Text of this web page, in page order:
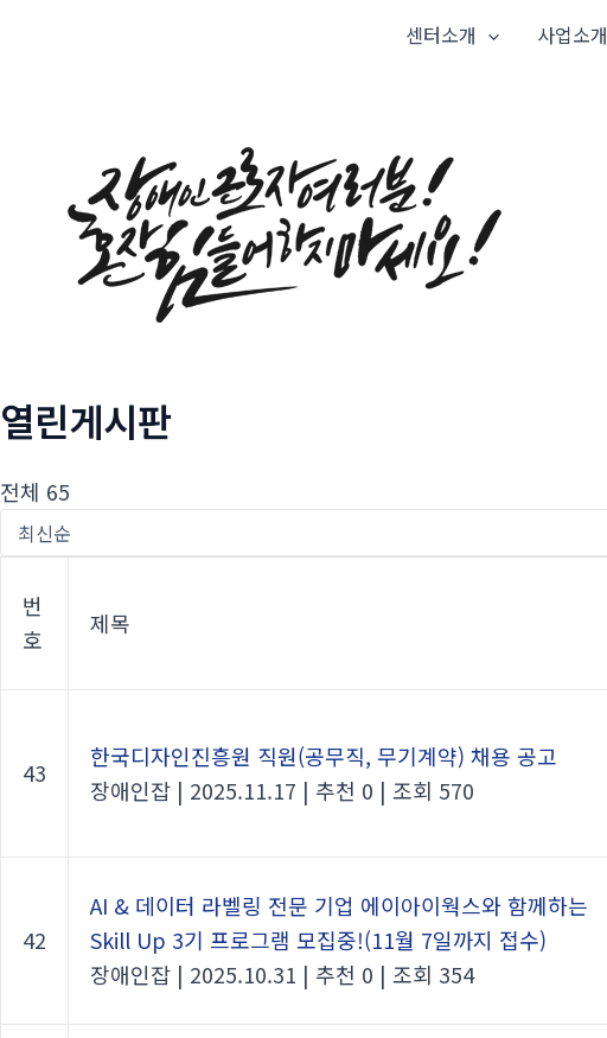
센터소개 사업소개
열린게시판
전체 65
번
호
제목
43
한국디자인진흥원 직원(공무직, 무기계약) 채용 공고
장애인잡 | 2025.11.17 | 추천 0 | 조회 570
42
AI & 데이터 라벨링 전문 기업 에이아이웍스와 함께하는
Skill Up 3기 프로그램 모집중!(11월 7일까지 접수)
장애인잡 | 2025.10.31 | 추천 0 | 조회 354